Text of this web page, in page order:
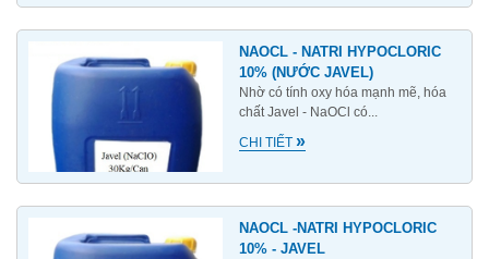
NAOCL - NATRI HYPOCLORIC
10% (NƯỚC JAVEL)
Nhờ có tính oxy hóa mạnh mẽ, hóa
chất Javel - NaOCl có...
CHI TIẾT»
NAOCL -NATRI HYPOCLORIC
10% - JAVEL